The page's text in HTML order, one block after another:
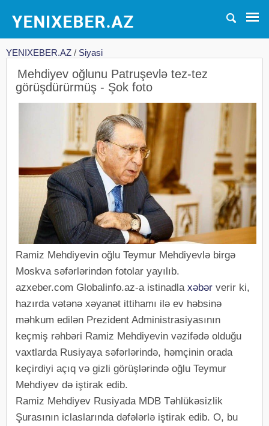
YENIXEBER.AZ / Siyasi
Mehdiyev oğlunu Patruşevlə tez-tez
görüşdürürmüş - Şok foto
Ramiz Mehdiyevin oğlu Teymur Mehdiyevlə birgə
Moskva səfərlərindən fotolar yayılıb.
azxeber.com Globalinfo.az-a istinadla xəbər verir ki,
hazırda vətənə xəyanət ittihamı ilə ev həbsinə
məhkum edilən Prezident Administrasiyasının
keçmiş rəhbəri Ramiz Mehdiyevin vəzifədə olduğu
vaxtlarda Rusiyaya səfərlərində, həmçinin orada
keçirdiyi açıq və gizli görüşlərində oğlu Teymur
Mehdiyev də iştirak edib.
Ramiz Mehdiyev Rusiyada MDB Təhlükəsizlik
Şurasının iclaslarında dəfələrlə iştirak edib. O, bu